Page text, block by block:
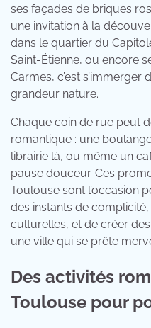
ses façades de briques
une invitation à la
dans le quartier du
Saint-Étienne, ou encore
Carmes, c’est s’immerger
grandeur nature.
Chaque coin de rue peut
romantique : une
librairie là, ou même un
pause douceur. Ces
Toulouse sont l’occasion
des instants de
culturelles, et de créer
une ville qui se prête
Des activités
Toulouse pour